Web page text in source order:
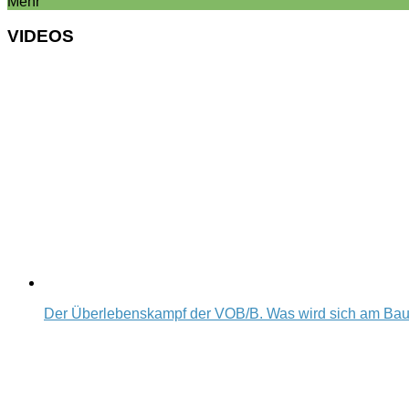
VIDEOS
Der Überlebenskampf der VOB/B. Was wird sich am